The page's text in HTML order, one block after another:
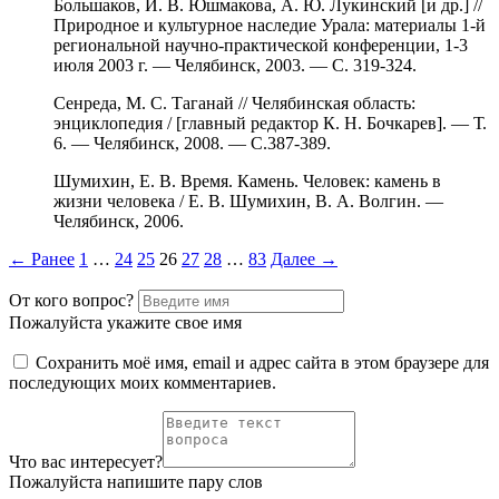
Большаков, И. В. Юшмакова, А. Ю. Лукинский [и др.] //
Природное и культурное наследие Урала: материалы 1-й
региональной научно-практической конференции, 1-3
июля 2003 г. — Челябинск, 2003. — С. 319-324.
Сенреда, М. С. Таганай // Челябинская область:
энциклопедия / [главный редактор К. Н. Бочкарев]. — Т.
6. — Челябинск, 2008. — С.387-389.
Шумихин, Е. В. Время. Камень. Человек: камень в
жизни человека / Е. В. Шумихин, В. А. Волгин. —
Челябинск, 2006.
Пагинация
комментариев
← Ранее 1 … 24 25 26 27 28 … 83 Далее →
От кого вопрос?
Пожалуйста укажите свое имя
Сохранить моё имя, email и адрес сайта в этом браузере для
последующих моих комментариев.
Что вас интересует?
Пожалуйста напишите пару слов